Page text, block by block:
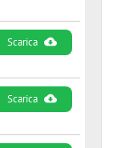
Scarica
Scarica